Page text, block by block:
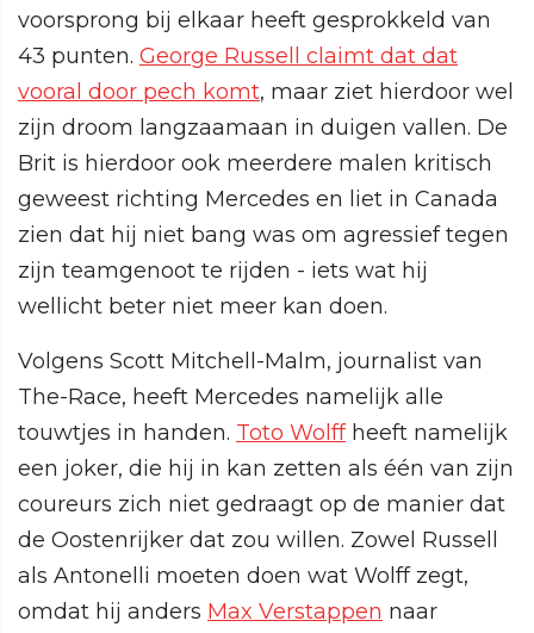
voorsprong bij elkaar heeft gesprokkeld van
43 punten. George Russell claimt dat dat
vooral door pech komt, maar ziet hierdoor wel
zijn droom langzaamaan in duigen vallen. De
Brit is hierdoor ook meerdere malen kritisch
geweest richting Mercedes en liet in Canada
zien dat hij niet bang was om agressief tegen
zijn teamgenoot te rijden - iets wat hij
wellicht beter niet meer kan doen.
Volgens Scott Mitchell-Malm, journalist van
The-Race, heeft Mercedes namelijk alle
touwtjes in handen. Toto Wolffheeft namelijk
een joker, die hij in kan zetten als één van zijn
coureurs zich niet gedraagt op de manier dat
de Oostenrijker dat zou willen. Zowel Russell
als Antonelli moeten doen wat Wolff zegt,
omdat hij anders Max Verstappen naar